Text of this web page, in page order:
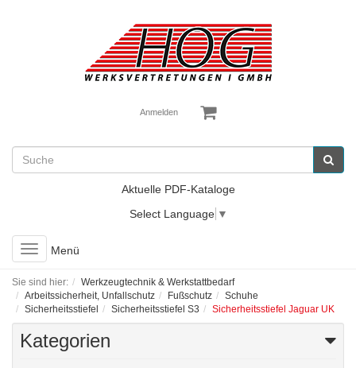
Anmelden
Aktuelle PDF-Kataloge
Select Language ▼
Toggle
navigation
Menü
Sie sind hier:
Werkzeugtechnik & Werkstattbedarf
Arbeitssicherheit, Unfallschutz
Fußschutz
Schuhe
Sicherheitsstiefel
Sicherheitsstiefel S3 Sicherheitsstiefel Jaguar UK
Kategorien